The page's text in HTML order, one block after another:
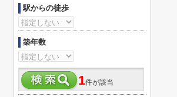
駅からの徒歩
築年数
1件が該当